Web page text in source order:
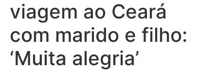
viagem ao Ceará
com marido e filho:
‘Muita alegria’